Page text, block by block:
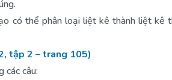
có thể phân loại liệt kê thành liệt kê
tập 2 – trang 105)
các câu: